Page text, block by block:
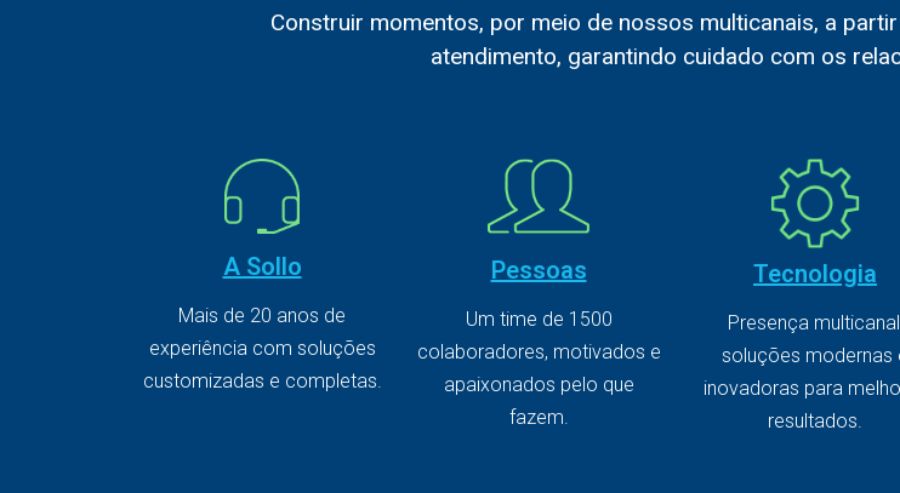
Construir momentos, por meio de nossos multicanais, a
atendimento, garantindo cuidado com os
A Sollo
Mais de 20 anos de
experiência com soluções
customizadas e completas.
Pessoas
Um time de 1500
colaboradores, motivados e
apaixonados pelo que
fazem.
Tecnologia
Presença
soluções modernas
inovadoras para
resultados.